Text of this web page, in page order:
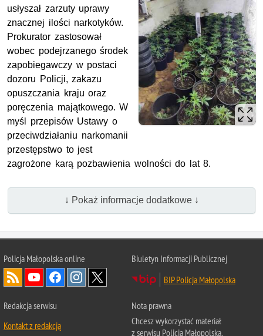
usłyszał zarzuty uprawy
znacznej ilości narkotyków.
Prokurator zastosował
wobec podejrzanego środek
zapobiegawczy w postaci
dozoru Policji, zakazu
opuszczania kraju oraz
poręczenia majątkowego. W
myśl przepisów Ustawy o
przeciwdziałaniu narkomanii
przestępstwo to jest
zagrożone karą pozbawienia wolności do lat 8.
↓ Pokaż informacje dodatkowe ↓
Policja Małopolska online
Biuletyn Informacji Publicznej
BIP Policja Małopolska
Redakcja serwisu
Kontakt z redakcją
Nota prawna
Chcesz wykorzystać materiał
z serwisu Policja Małopolska.